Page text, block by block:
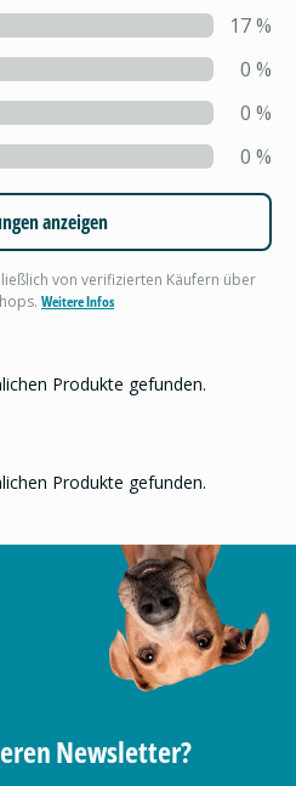
17%
0 %
0 %
0 %
anzeigen
von verifizierten Käufern über
Weitere Infos
Produkte gefunden.
Produkte gefunden.
Newsletter?